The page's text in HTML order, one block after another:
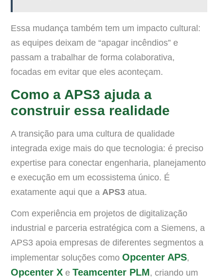
Essa mudança também tem um impacto cultural:
as equipes deixam de “apagar incêndios” e
passam a trabalhar de forma colaborativa,
focadas em evitar que eles aconteçam.
Como a APS3 ajuda a
construir essa realidade
A transição para uma cultura de qualidade
integrada exige mais do que tecnologia: é preciso
expertise para conectar engenharia, planejamento
e execução em um ecossistema único. É
exatamente aqui que a APS3 atua.
Com experiência em projetos de digitalização
industrial e parceria estratégica com a Siemens, a
APS3 apoia empresas de diferentes segmentos a
implementar soluções como Opcenter APS,
Opcenter X e Teamcenter PLM, criando um